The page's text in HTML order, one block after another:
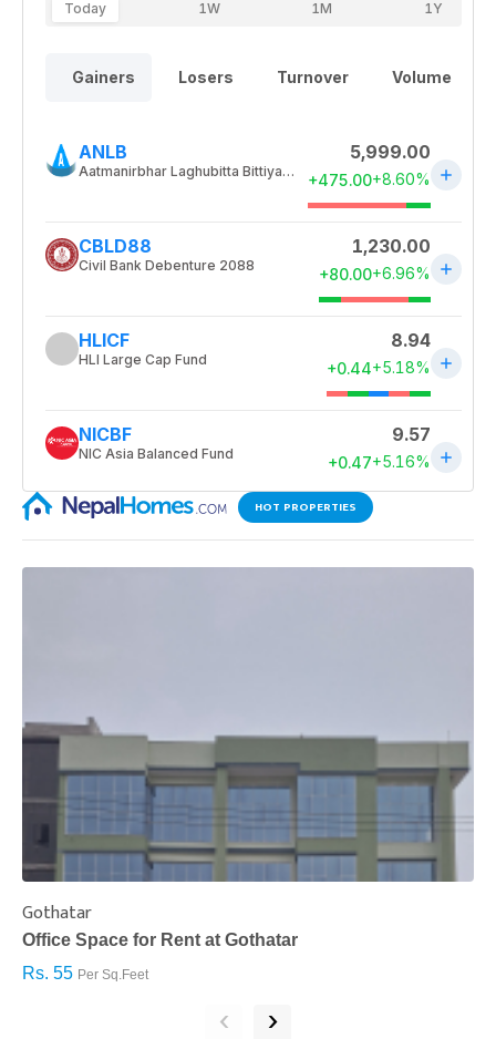
HOT PROPERTIES
Gothatar
Office Space for Rent at Gothatar
Rs. 55 Per Sq.Feet
‹ ›